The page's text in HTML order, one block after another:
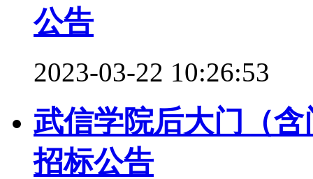
公告
2023-03-22 10:26:53
武信学院后大门（
招标公告